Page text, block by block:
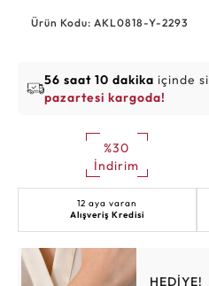
Ürün Kodu: AKL0818-Y-2293
56 saat 10 dakika içinde
pazartesi kargoda!
%30
İndirim
12 aya varan
Alışveriş Kredisi
HEDİYE!